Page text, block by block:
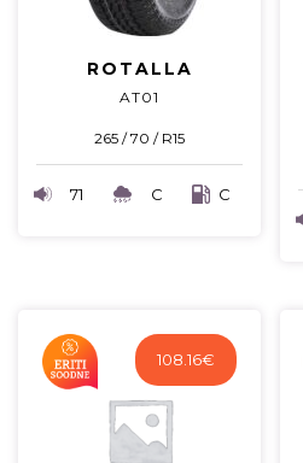
ROTALLA
AT01
265 / 70 / R15
71 C C
108.16€